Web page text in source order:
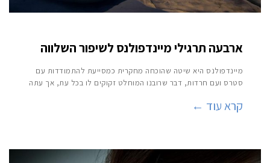
ארבעה תרגילי מיינדפולנס לשיפור השלווה
מיינדפולנס היא שיטה שהוכחה מחקרית כמסייעת להתמודדות עם
סטרס ועם חרדות, דבר שרובנו המוחלט זקוקים לו בכל עת, אך עתה
קרא עוד ←